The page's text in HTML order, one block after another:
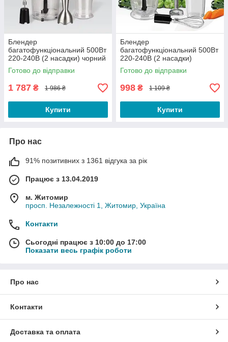
Блендер
багатофункціональний 500Вт
220-240В (2 насадки) чорний
Maestro
Готово до відправки
1 787 ₴ 1 986 ₴
Купити
Блендер
багатофункціональний 500Вт
220-240В (2 насадки)
Maestro
Готово до відправки
998 ₴ 1 109 ₴
Купити
Про нас
91% позитивних з 1361 відгука за рік
Працює з 13.04.2019
м. Житомир
просп. Незалежності 1, Житомир, Україна
Контакти
Сьогодні працює з 10:00 до 17:00
Показати весь графік роботи
Про нас
Контакти
Доставка та оплата